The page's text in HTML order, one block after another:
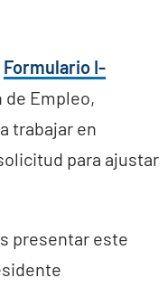
Formulario I-
de Empleo,
trabajar en
para ajustar
presentar este